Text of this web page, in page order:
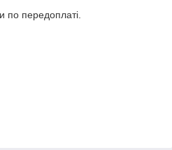
по передоплаті.